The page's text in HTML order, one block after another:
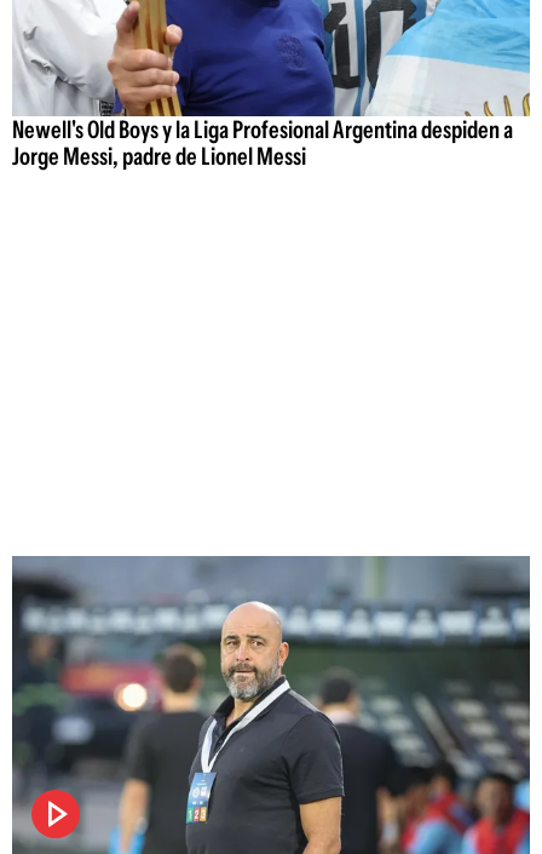
Newell's Old Boys y la Liga Profesional Argentina despiden a
Jorge Messi, padre de Lionel Messi